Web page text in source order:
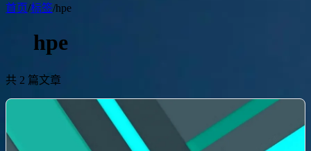
首页/标签/hpe
hpe
共 2 篇文章